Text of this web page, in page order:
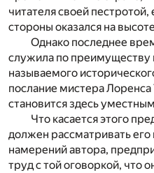
читателя своей
стороны оказался на
Однако последнее
служила по преимуществу
называемого
послание мистера
становится здесь
Что касается этого
должен рассматривать
намерений автора,
труд с той оговоркой, что